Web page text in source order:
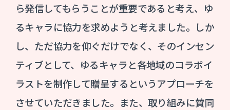
ら発信してもらうことが重要であると考え、ゆ
るキャラに協力を求めようと考えました。しか
し、ただ協力を仰ぐだけでなく、そのインセン
ティブとして、ゆるキャラと各地域のコラボイ
ラストを制作して贈呈するというアプローチを
させていただきました。また、取り組みに賛同